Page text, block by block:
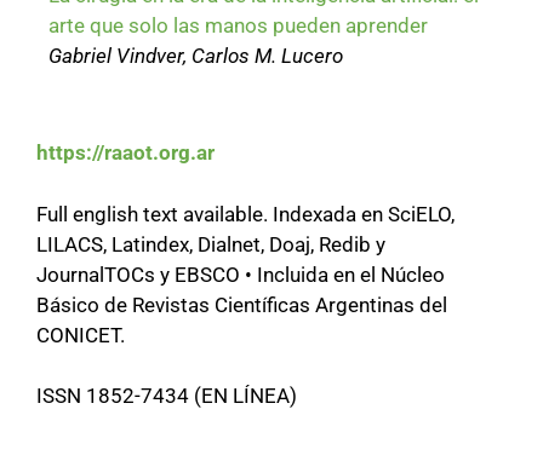
arte que solo las manos pueden aprender
Gabriel Vindver, Carlos M. Lucero
https://raaot.org.ar
Full english text available. Indexada en SciELO,
LILACS, Latindex, Dialnet, Doaj, Redib y
JournalTOCs y EBSCO • Incluida en el Núcleo
Básico de Revistas Científicas Argentinas del
CONICET.
ISSN 1852-7434 (EN LÍNEA)